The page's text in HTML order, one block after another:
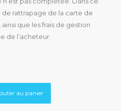
de rattrapage de la carte de
ainsi que les frais de gestion
de l’acheteur.
au panier